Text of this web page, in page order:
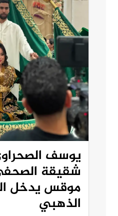
يوسف
شقيقة
موقس يدخل
الذهبي